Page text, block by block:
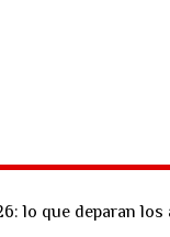
lo que deparan los